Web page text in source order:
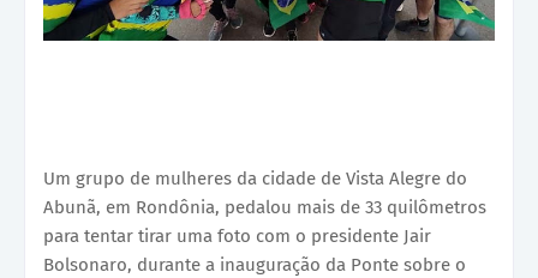
Um grupo de mulheres da cidade de Vista Alegre do
Abunã, em Rondônia, pedalou mais de 33 quilômetros
para tentar tirar uma foto com o presidente Jair
Bolsonaro, durante a inauguração da Ponte sobre o